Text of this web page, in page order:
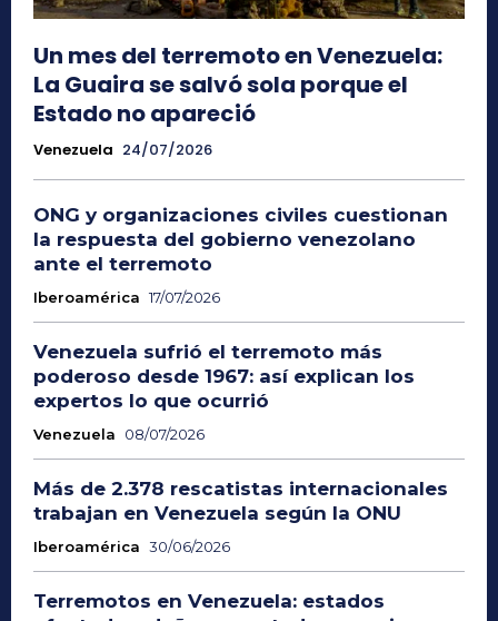
Un mes del terremoto en Venezuela:
La Guaira se salvó sola porque el
Estado no apareció
Venezuela 24/07/2026
ONG y organizaciones civiles cuestionan
la respuesta del gobierno venezolano
ante el terremoto
Iberoamérica 17/07/2026
Venezuela sufrió el terremoto más
poderoso desde 1967: así explican los
expertos lo que ocurrió
Venezuela 08/07/2026
Más de 2.378 rescatistas internacionales
trabajan en Venezuela según la ONU
Iberoamérica 30/06/2026
Terremotos en Venezuela: estados